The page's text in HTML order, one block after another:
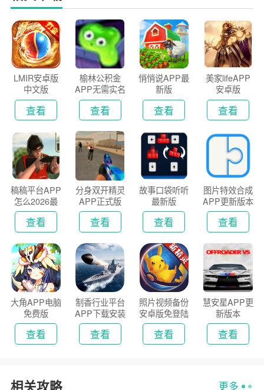
LMIR安卓版
中文版
查看
榆林公积金
APP无需实名
认证版
查看
悄悄说APP最
新版
查看
美家lifeAPP
安卓版
查看
稿稿平台APP
怎么2026最
新版
查看
分身双开精灵
APP正式版
查看
故事口袋听听
最新版
查看
图片特效合成
APP更新版本
2026
查看
大角APP电脑
免费版
查看
制香行业平台
APP下载安装
2026
查看
照片视频备份
安卓版免登陆
版
查看
慧安星APP更
新版本
查看
相关攻略 更多